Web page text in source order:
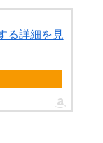
る詳細を見